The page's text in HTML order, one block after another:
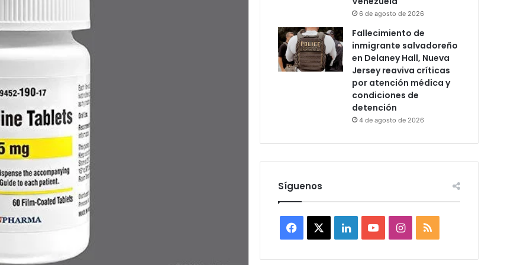
6 de agosto de 2026
Fallecimiento de
inmigrante salvadoreño
en Delaney Hall, Nueva
Jersey reaviva críticas
por atención médica y
condiciones de
detención
4 de agosto de 2026
Síguenos
L
I